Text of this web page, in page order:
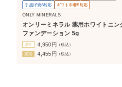
手提げ袋S対応
ギフト巾着S対応
ONLY MINERALS
オンリーミネラル 薬用ホワイトニン
ファンデーション 5g
通常 4,950円 （税込）
定期
4,455 円 （税込）